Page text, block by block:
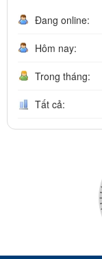
Đang online:
Hôm nay:
Trong tháng:
Tất cả: